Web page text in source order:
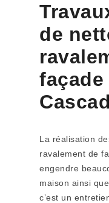
de
La réalisation
ravalement de
engendre
maison ainsi
c’est un